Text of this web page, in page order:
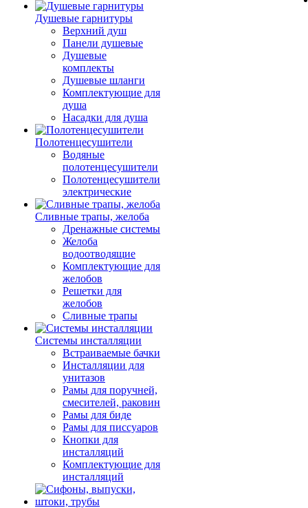
Душевые гарнитуры
Верхний душ
Панели душевые
Душевые
комплекты
Душевые шланги
Комплектующие для
душа
Насадки для душа
Полотенцесушители
Водяные
полотенцесушители
Полотенцесушители
электрические
Сливные трапы, желоба
Дренажные системы
Желоба
водоотводящие
Комплектующие для
желобов
Решетки для
желобов
Сливные трапы
Системы инсталляции
Встраиваемые бачки
Инсталляции для
унитазов
Рамы для поручней,
смесителей, раковин
Рамы для биде
Рамы для писсуаров
Кнопки для
инсталляций
Комплектующие для
инсталляций